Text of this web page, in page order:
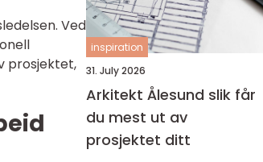
Ved
prosjektet,
inspiration
31. July 2026
Arkitekt Ålesund slik får
du mest ut av
prosjektet ditt